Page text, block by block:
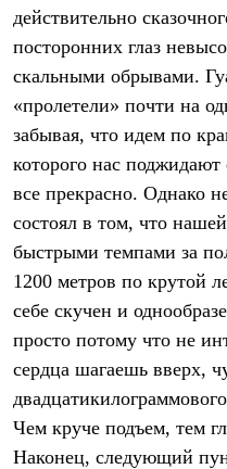
Толстовки
Брюки
Женская одежда
Утепленная пухом
Куртки
Жилеты
Утепленная синтетикой
Брюки
Штормовая одежда
Куртки
Софтшелл одежда
Куртки
Брюки
Лёгкая одежда
Рубашки
Футболки
Толстовки
Брюки
Термобелье
действительно
посторонних глаз
скальными обрывами.
«пролетели» почти на
забывая, что идем по
которого нас
все прекрасно. Однако
состоял в том, что
быстрыми темпами за
1200 метров по крутой
себе скучен и
просто потому что не
сердца шагаешь вверх,
Чем круче подъем, тем
Наконец, следующий